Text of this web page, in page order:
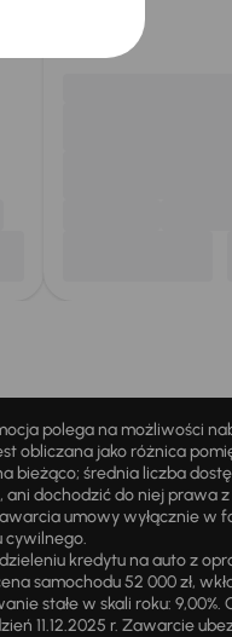
polega na możliwości
obliczana jako różnica
bieżąco; średnia liczba
dochodzić do niej prawa
umowy wyłącznie w
cywilnego.
kredytu na auto z
samochodu 52 000 zł,
stałe w skali roku: 9,00%.
11.12.2025 r. Zawarcie